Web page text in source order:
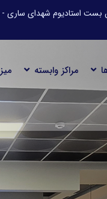
آباد- کیلومتر 9 جاده دریا - بن بست استادیوم شهدای
مراکز وابسته